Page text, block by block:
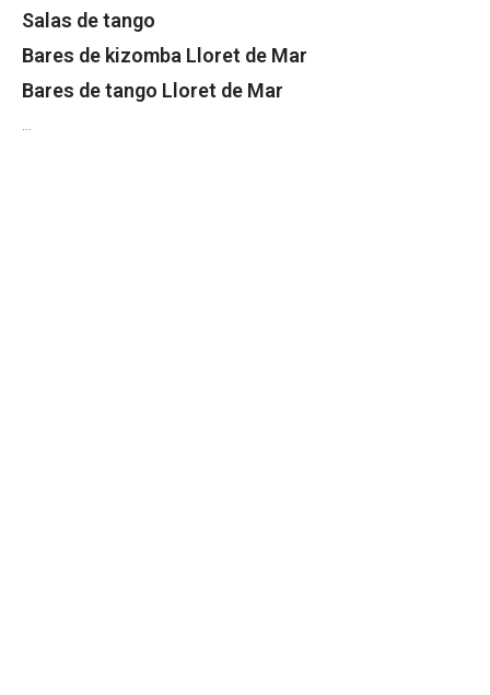
Salas de tango
Bares de kizomba Lloret de Mar
Bares de tango Lloret de Mar